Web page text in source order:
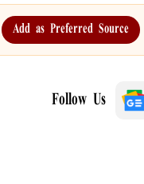
Add as Preferred Source
Follow Us